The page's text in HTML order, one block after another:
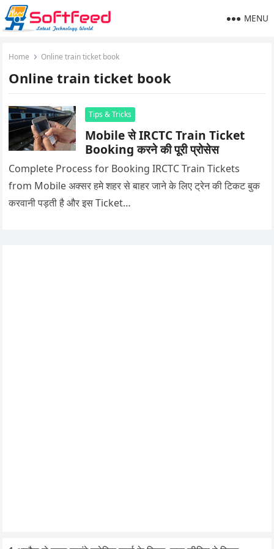
MENU
Home Online train ticket book
Online train ticket book
Tips & Tricks
Mobile से IRCTC Train Ticket
Booking करने की पूरी प्रोसेस
Complete Process for Booking IRCTC Train Tickets
from Mobile अक्सर हमे शहर से बाहर जाने के लिए ट्रेन की टिकट बुक
करवानी पड़ती है और इस Ticket…